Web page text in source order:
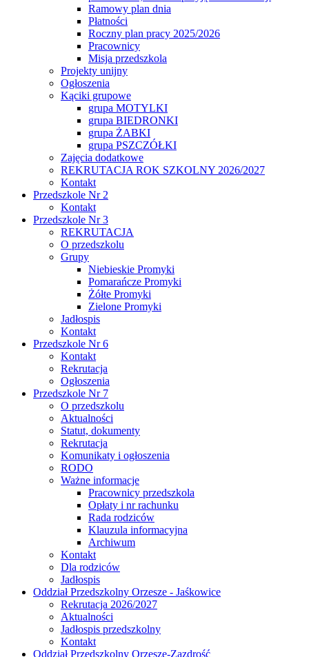
Ramowy plan dnia
Płatności
Roczny plan pracy 2025/2026
Pracownicy
Misja przedszkola
Projekty unijny
Ogłoszenia
Kąciki grupowe
grupa MOTYLKI
grupa BIEDRONKI
grupa ŻABKI
grupa PSZCZÓŁKI
Zajęcia dodatkowe
REKRUTACJA ROK SZKOLNY 2026/2027
Kontakt
Przedszkole Nr 2
Kontakt
Przedszkole Nr 3
REKRUTACJA
O przedszkolu
Grupy
Niebieskie Promyki
Pomarańcze Promyki
Żółte Promyki
Zielone Promyki
Jadłospis
Kontakt
Przedszkole Nr 6
Kontakt
Rekrutacja
Ogłoszenia
Przedszkole Nr 7
O przedszkolu
Aktualności
Statut, dokumenty
Rekrutacja
Komunikaty i ogłoszenia
RODO
Ważne informacje
Pracownicy przedszkola
Opłaty i nr rachunku
Rada rodziców
Klauzula informacyjna
Archiwum
Kontakt
Dla rodziców
Jadłospis
Oddział Przedszkolny Orzesze - Jaśkowice
Rekrutacja 2026/2027
Aktualności
Jadłospis przedszkolny
Kontakt
Oddział Przedszkolny Orzesze-Zazdrość